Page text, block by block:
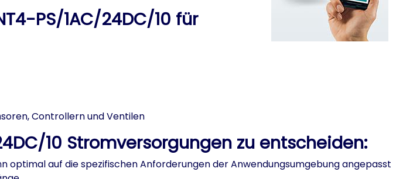
PS/1AC/24DC/10 für
Controllern und Ventilen
10 Stromversorgungen zu entscheiden:
optimal auf die spezifischen Anforderungen der Anwendungsumgebung angepasst